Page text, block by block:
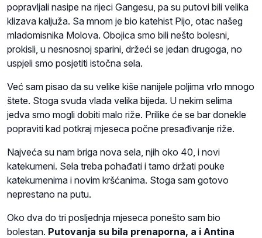
popravljali nasipe na rijeci Gangesu, pa su putovi bili velika
klizava kaljuža. Sa mnom je bio katehist Pijo, otac našeg
mladomisnika Molova. Obojica smo bili nešto bolesni,
prokisli, u nesnosnoj sparini, držeći se jedan drugoga, no
uspjeli smo posjetiti istočna sela.
Već sam pisao da su velike kiše nanijele poljima vrlo mnogo
štete. Stoga svuda vlada velika bijeda. U nekim selima
jedva smo mogli dobiti malo riže. Prilike će se bar donekle
popraviti kad potkraj mjeseca počne presađivanje riže.
Najveća su nam briga nova sela, njih oko 40, i novi
katekumeni. Sela treba pohađati i tamo držati pouke
katekumenima i novim kršćanima. Stoga sam gotovo
neprestano na putu.
Oko dva do tri posljednja mjeseca ponešto sam bio
bolestan. Putovanja su bila prenaporna, a i Antina